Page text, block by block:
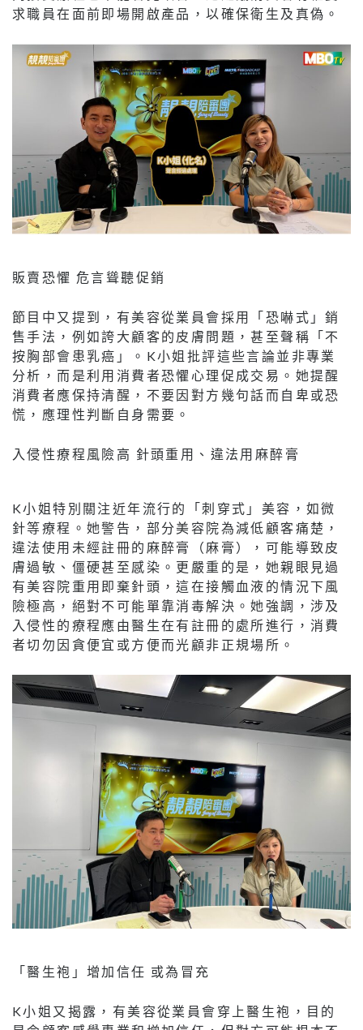
求職員在面前即場開啟產品，以確保衛生及真偽。
販賣恐懼 危言聳聽促銷
節目中又提到，有美容從業員會採用「恐嚇式」銷
售手法，例如誇大顧客的皮膚問題，甚至聲稱「不
按胸部會患乳癌」。K小姐批評這些言論並非專業
分析，而是利用消費者恐懼心理促成交易。她提醒
消費者應保持清醒，不要因對方幾句話而自卑或恐
慌，應理性判斷自身需要。
入侵性療程風險高 針頭重用、違法用麻醉膏
K小姐特別關注近年流行的「刺穿式」美容，如微
針等療程。她警告，部分美容院為減低顧客痛楚，
違法使用未經註冊的麻醉膏（麻膏），可能導致皮
膚過敏、僵硬甚至感染。更嚴重的是，她親眼見過
有美容院重用即棄針頭，這在接觸血液的情況下風
險極高，絕對不可能單靠消毒解決。她強調，涉及
入侵性的療程應由醫生在有註冊的處所進行，消費
者切勿因貪便宜或方便而光顧非正規場所。
「醫生袍」增加信任 或為冒充
K小姐又揭露，有美容從業員會穿上醫生袍，目的